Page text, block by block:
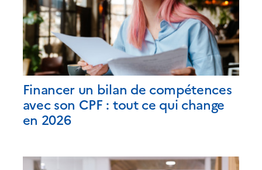
Financer un bilan de compétences
avec son CPF : tout ce qui change
en 2026